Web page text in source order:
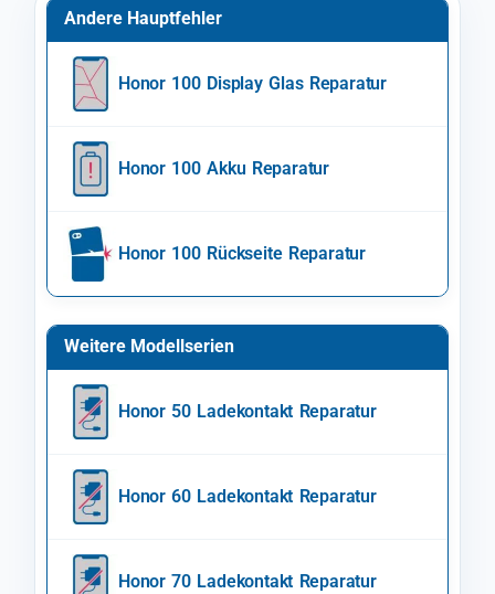
Andere Hauptfehler
Honor 100 Display Glas Reparatur
Honor 100 Akku Reparatur
Honor 100 Rückseite Reparatur
Weitere Modellserien
Honor 50 Ladekontakt Reparatur
Honor 60 Ladekontakt Reparatur
Honor 70 Ladekontakt Reparatur